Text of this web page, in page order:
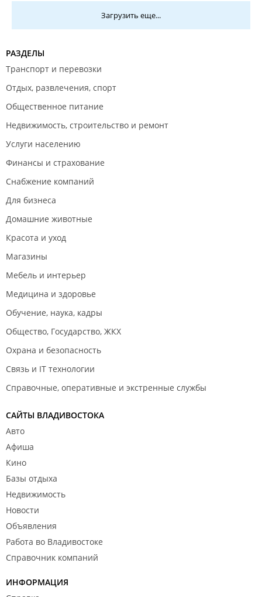
Загрузить еще...
РАЗДЕЛЫ
Транспорт и перевозки
Отдых, развлечения, спорт
Общественное питание
Недвижимость, строительство и ремонт
Услуги населению
Финансы и страхование
Снабжение компаний
Для бизнеса
Домашние животные
Красота и уход
Магазины
Мебель и интерьер
Медицина и здоровье
Обучение, наука, кадры
Общество, Государство, ЖКХ
Охрана и безопасность
Связь и IT технологии
Справочные, оперативные и экстренные службы
САЙТЫ ВЛАДИВОСТОКА
Авто
Афиша
Кино
Базы отдыха
Недвижимость
Новости
Объявления
Работа во Владивостоке
Справочник компаний
ИНФОРМАЦИЯ